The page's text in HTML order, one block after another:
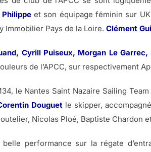
et son équipage féminin sur
Immobilier Pays de la Loire.Clément
Cyrill Puiseux, Morgan Le
de l’APCC, sur respectivement
le Nantes Saint Nazaire Sailing
Douguet le skipper,
Nicolas Ploé, Baptiste Chardon
performance sur la régate